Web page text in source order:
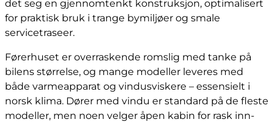
det seg en gjennomtenkt konstruksjon, optimalisert
for praktisk bruk i trange bymiljøer og smale
servicetraseer.
Førerhuset er overraskende romslig med tanke på
bilens størrelse, og mange modeller leveres med
både varmeapparat og vindusviskere – essensielt i
norsk klima. Dører med vindu er standard på de fleste
modeller, men noen velger åpen kabin for rask inn-